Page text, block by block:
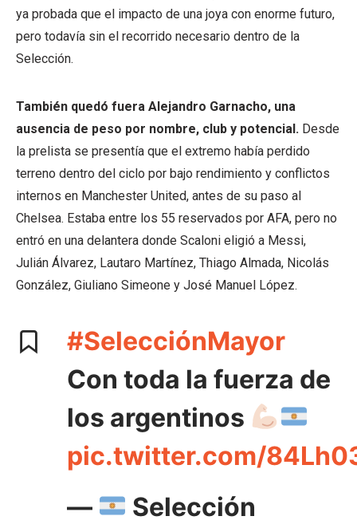
ya probada que el impacto de una joya con enorme futuro,
pero todavía sin el recorrido necesario dentro de la
Selección.
También quedó fuera Alejandro Garnacho, una
ausencia de peso por nombre, club y potencial. Desde
la prelista se presentía que el extremo había perdido
terreno dentro del ciclo por bajo rendimiento y conflictos
internos en Manchester United, antes de su paso al
Chelsea. Estaba entre los 55 reservados por AFA, pero no
entró en una delantera donde Scaloni eligió a Messi,
Julián Álvarez, Lautaro Martínez, Thiago Almada, Nicolás
González, Giuliano Simeone y José Manuel López.
#SelecciónMayor
Con toda la fuerza de
los argentinos
pic.twitter.com/
—
Selección